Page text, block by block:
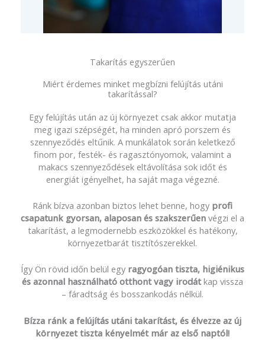
Takarítás egyszerűen
Miért érdemes minket megbízni felújítás utáni
takarítással?
Egy felújítás után az új környezet csak akkor mutatja
meg igazi szépségét, ha minden apró porszem és
szennyeződés eltűnik. A munkálatok során keletkező
finom por, festék- és ragasztónyomok, valamint a
makacs szennyeződések eltávolítása sok időt és
energiát igényelhet, ha saját maga végezné.
Ránk bízva azonban biztos lehet benne, hogy profi
csapatunk gyorsan, alaposan és szakszerűen végzi el a
takarítást, a legmodernebb eszközökkel és hatékony,
környezetbarát tisztítószerekkel.
Így Ön rövid időn belül egy ragyogóan tiszta, higiénikus
és azonnal használható otthont vagy irodátkap vissza
– fáradtság és bosszankodás nélkül.
Bízza ránk a felújítás utáni takarítást, és élvezze az új
környezet tiszta kényelmét már az első naptól!